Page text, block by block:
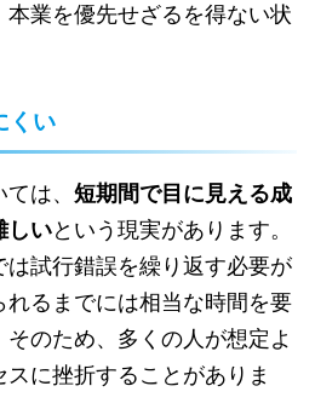
本業を優先せざるを得ない状
くい
は、 短期間で目に見える成
しいという現実があります。
試行錯誤を繰り返す必要が
るまでには相当な時間を要
のため、多くの人が想定よ
に挫折することがありま